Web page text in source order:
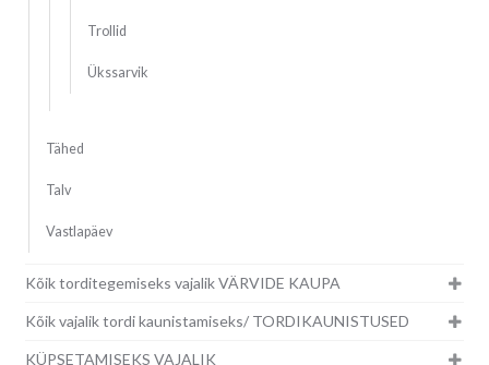
Trollid
Ükssarvik
Tähed
Talv
Vastlapäev
Kõik torditegemiseks vajalik VÄRVIDE KAUPA
Kõik vajalik tordi kaunistamiseks/ TORDIKAUNISTUSED
KÜPSETAMISEKS VAJALIK